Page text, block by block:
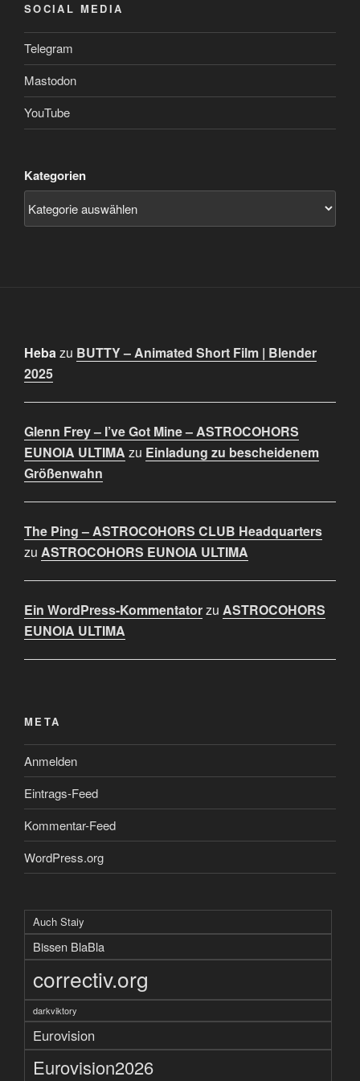
SOCIAL MEDIA
Telegram
Mastodon
YouTube
Kategorien
Hebazu BUTTY – Animated Short Film | Blender
2025
Glenn Frey – I’ve Got Mine – ASTROCOHORS
EUNOIA ULTIMA zu Einladung zu bescheidenem
Größenwahn
The Ping – ASTROCOHORS CLUB Headquarters
zu ASTROCOHORS EUNOIA ULTIMA
Ein WordPress-Kommentatorzu ASTROCOHORS
EUNOIA ULTIMA
META
Anmelden
Eintrags-Feed
Kommentar-Feed
WordPress.org
Auch Staiy
Bissen BlaBla
correctiv.org
darkviktory
Eurovision
Eurovision2026